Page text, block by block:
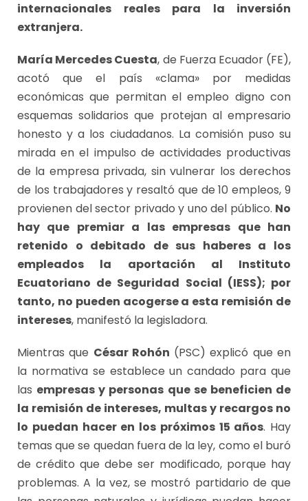
internacionales reales para la inversión
extranjera.
María Mercedes Cuesta, de Fuerza Ecuador (FE),
acotó que el país «clama» por medidas
económicas que permitan el empleo digno con
esquemas solidarios que protejan al empresario
honesto y a los ciudadanos. La comisión puso su
mirada en el impulso de actividades productivas
de la empresa privada, sin vulnerar los derechos
de los trabajadores y resaltó que de 10 empleos, 9
provienen del sector privado y uno del público. No
hay que premiar a las empresas que han
retenido o debitado de sus haberes a los
empleados la aportación al Instituto
Ecuatoriano de Seguridad Social (IESS); por
tanto, no pueden acogerse a esta remisión de
intereses, manifestó la legisladora.
Mientras que César Rohón (PSC) explicó que en
la normativa se establece un candado para que
las empresas y personas que se beneficien de
la remisión de intereses, multas y recargos no
lo puedan hacer en los próximos 15 años. Hay
temas que se quedan fuera de la ley, como el buró
de crédito que debe ser modificado, porque hay
problemas. A la vez, se mostró partidario de que